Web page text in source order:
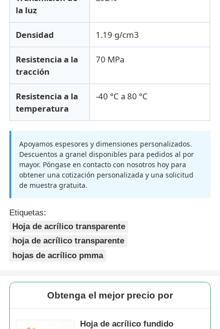
la luz
Densidad 1.19 g/cm3
Resistencia a la
tracción
70 MPa
Resistencia a la
temperatura
-40 °C a 80 °C
Apoyamos espesores y dimensiones personalizados.
Descuentos a granel disponibles para pedidos al por
mayor. Póngase en contacto con nosotros hoy para
obtener una cotización personalizada y una solicitud
de muestra gratuita.
Etiquetas:
Hoja de acrílico transparente
hoja de acrílico transparente
hojas de acrílico pmma
Obtenga el mejor precio por
Hoja de acrílico fundido